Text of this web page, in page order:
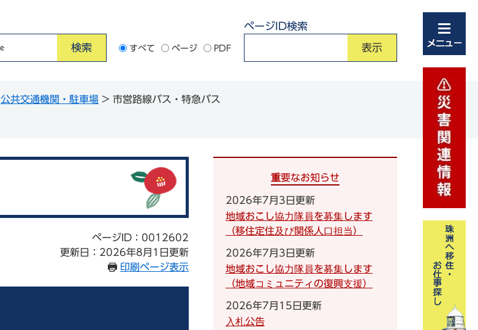
すべて ページ PDF
ページID検索
公共交通機関・駐車場 > 市営路線バス・特急バス
ページID：0012602
更新日：2026年8月1日更新
印刷ページ表示
重要なお知らせ
2026年7月3日更新
地域おこし協力隊員を募集します
（移住定住及び関係人口担当）
2026年7月3日更新
地域おこし協力隊員を募集します
（地域コミュニティの復興支援）
2026年7月15日更新
入札公告